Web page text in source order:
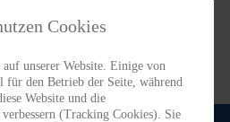
Cookies
unserer Website. Einige von
für den Betrieb der Seite, während
Website und die
(Tracking Cookies). Sie